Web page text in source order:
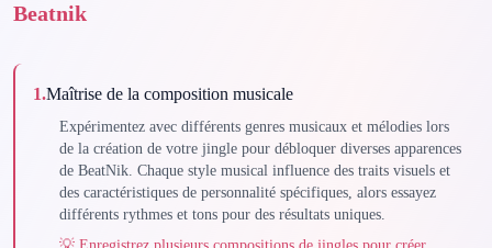
Beatnik
1.Maîtrise de la composition musicale
Expérimentez avec différents genres musicaux et mélodies lors
de la création de votre jingle pour débloquer diverses apparences
de BeatNik. Chaque style musical influence des traits visuels et
des caractéristiques de personnalité spécifiques, alors essayez
différents rythmes et tons pour des résultats uniques.